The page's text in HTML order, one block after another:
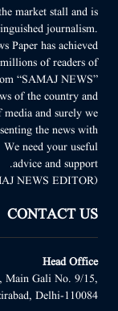
market stall and is
journalism.
Paper has achieved
of readers of
“SAMAJ NEWS”
of the country and
and surely we
the news with
need your useful
advice and support.
(SAMAJ NEWS EDITOR)
CONTACT US
Head Office
Main Gali No. 9/15,
Delhi-110084